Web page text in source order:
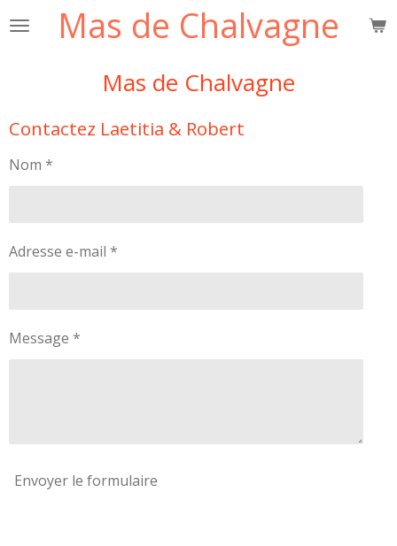
Passer
Mas de Chalvagne
Mas de Chalvagne
Contactez Laetitia & Robert
Nom *
Adresse e-mail *
Message *
Envoyer le formulaire